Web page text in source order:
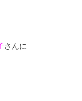
さんに